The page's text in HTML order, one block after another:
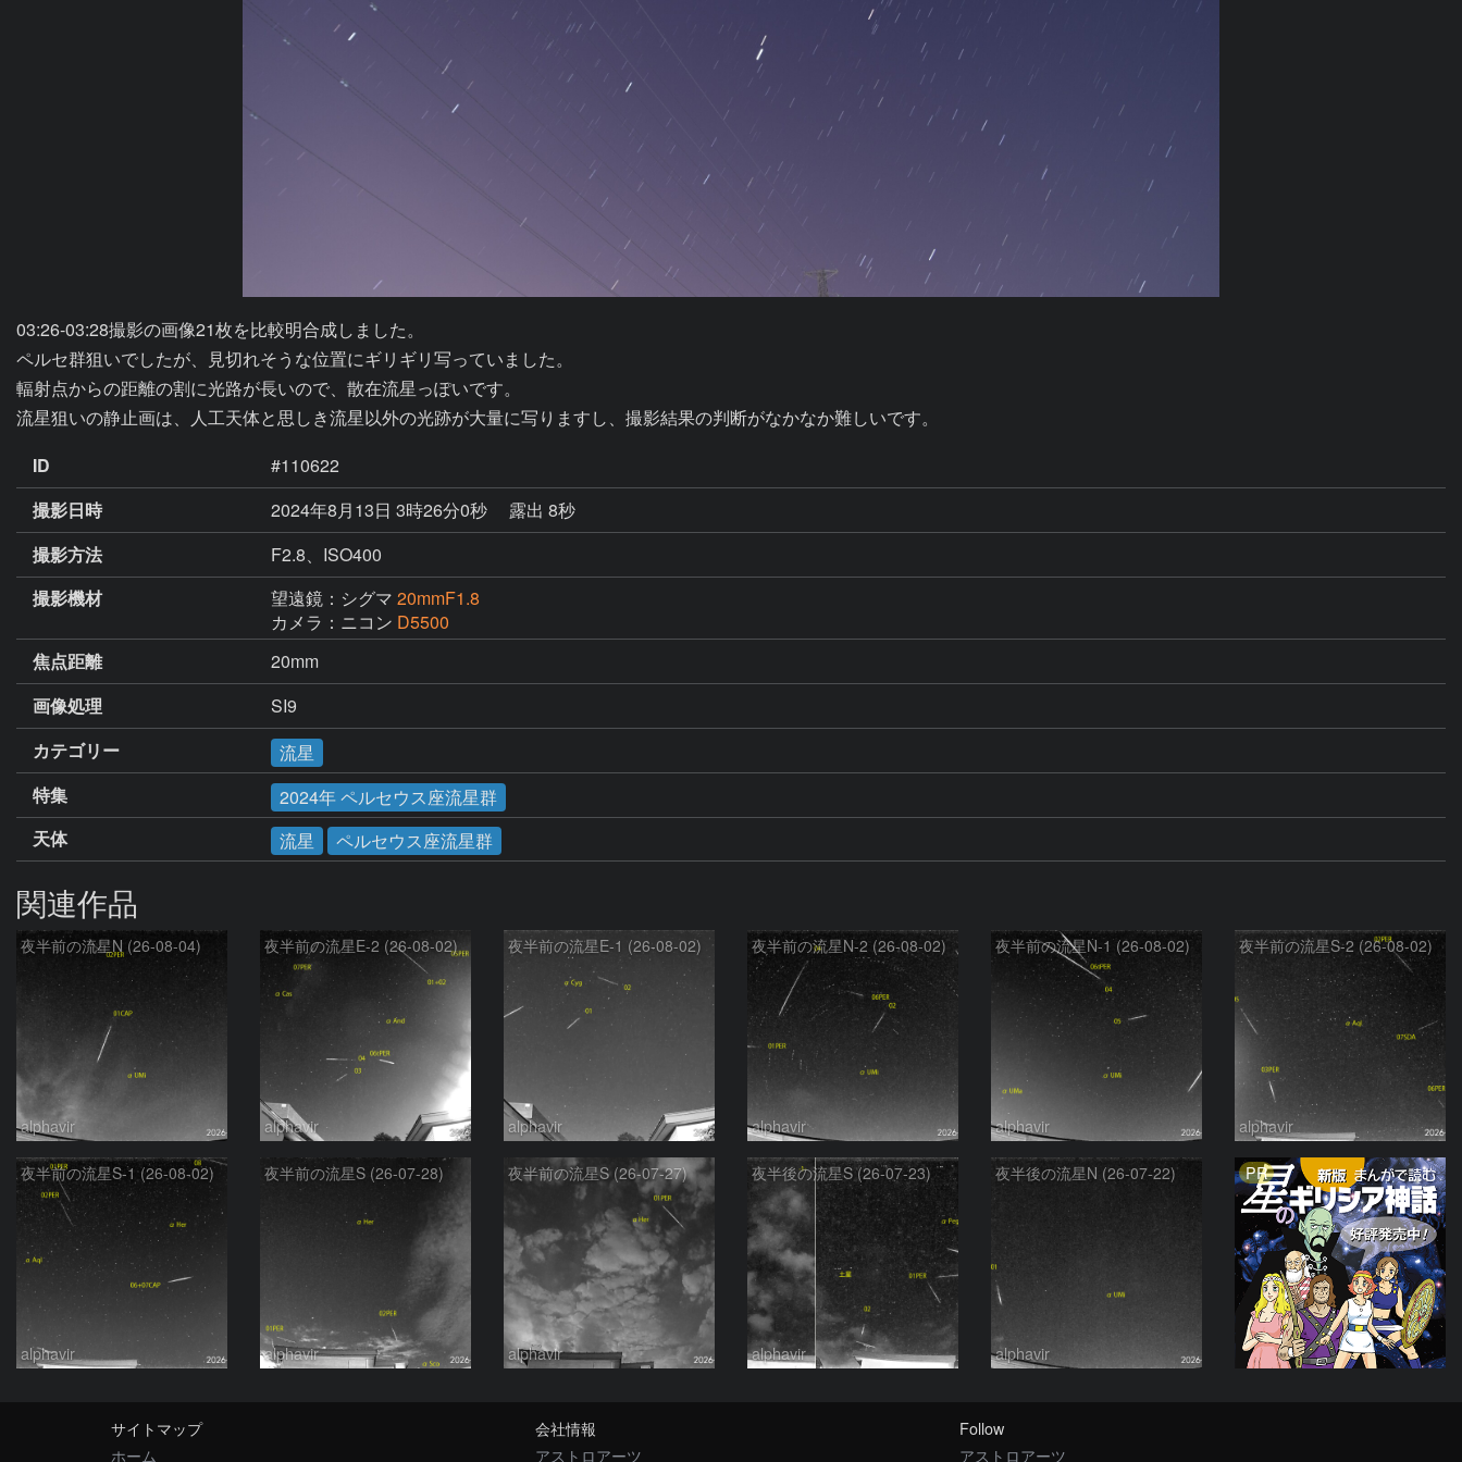
03:26-03:28撮影の画像21枚を比較明合成しました。
ペルセ群狙いでしたが、見切れそうな位置にギリギリ写っていました。
輻射点からの距離の割に光路が長いので、散在流星っぽいです。
ID
#110622
撮影日時
2024年8月13日 3時26分0秒
露出 8秒
撮影方法
F2.8、ISO400
撮影機材
望遠鏡：シグマ 20mmF1.8
カメラ：ニコン D5500
焦点距離
20mm
画像処理
SI9
カテゴリー
流星
特集
2024年 ペルセウス座流星群
天体
流星 ペルセウス座流星群
関連作品
夜半前の流星N (26-08-04)
alphavir
夜半前の流星E-2 (26-08-02)
alphavir
夜半前の流星E-1 (26-08-02)
alphavir
夜半前の流星N-2 (26-08-02)
alphavir
夜半前の流星N-1 (26-08-02)
alphavir
夜半前の流星S-2 (26-08-02)
alphavir
夜半前の流星S-1 (26-08-02)
alphavir
夜半前の流星S (26-07-28)
alphavir
夜半前の流星S (26-07-27)
alphavir
夜半後の流星S (26-07-23)
alphavir
夜半後の流星N (26-07-22)
alphavir
PR
サイトマップ
ホーム
会社情報
アストロアーツ
Follow
アストロアーツ